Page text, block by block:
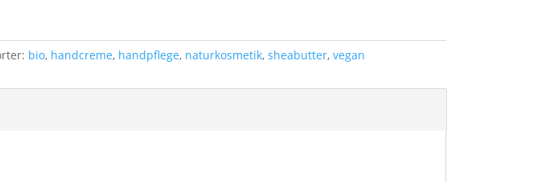
bio, handcreme, handpflege, naturkosmetik,sheabutter,vegan